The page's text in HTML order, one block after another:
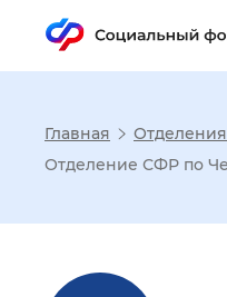
Главная
Отделение СФР по